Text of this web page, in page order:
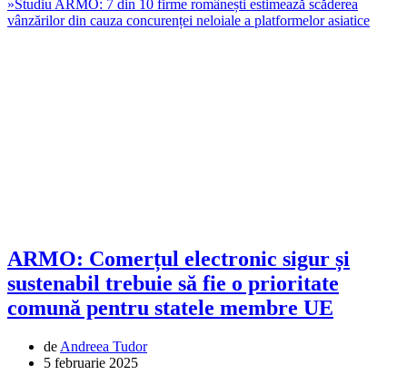
»Studiu ARMO: 7 din 10 firme românești estimează scăderea
vânzărilor din cauza concurenței neloiale a platformelor asiatice
ARMO: Comerțul electronic sigur și
sustenabil trebuie să fie o prioritate
comună pentru statele membre UE
de Andreea Tudor
5 februarie 2025